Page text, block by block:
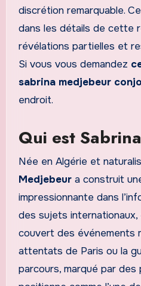
discrétion remarquable.
dans les détails de cette
révélations partielles et
Si vous vous demandez
sabrina medjebeur
endroit.
Qui est
Née en Algérie et
Medjebeura construit
impressionnante dans
des sujets internationaux,
couvert des événements
attentats de Paris ou la
parcours, marqué par des